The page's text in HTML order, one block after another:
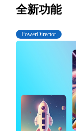
全新功能
PowerDirector